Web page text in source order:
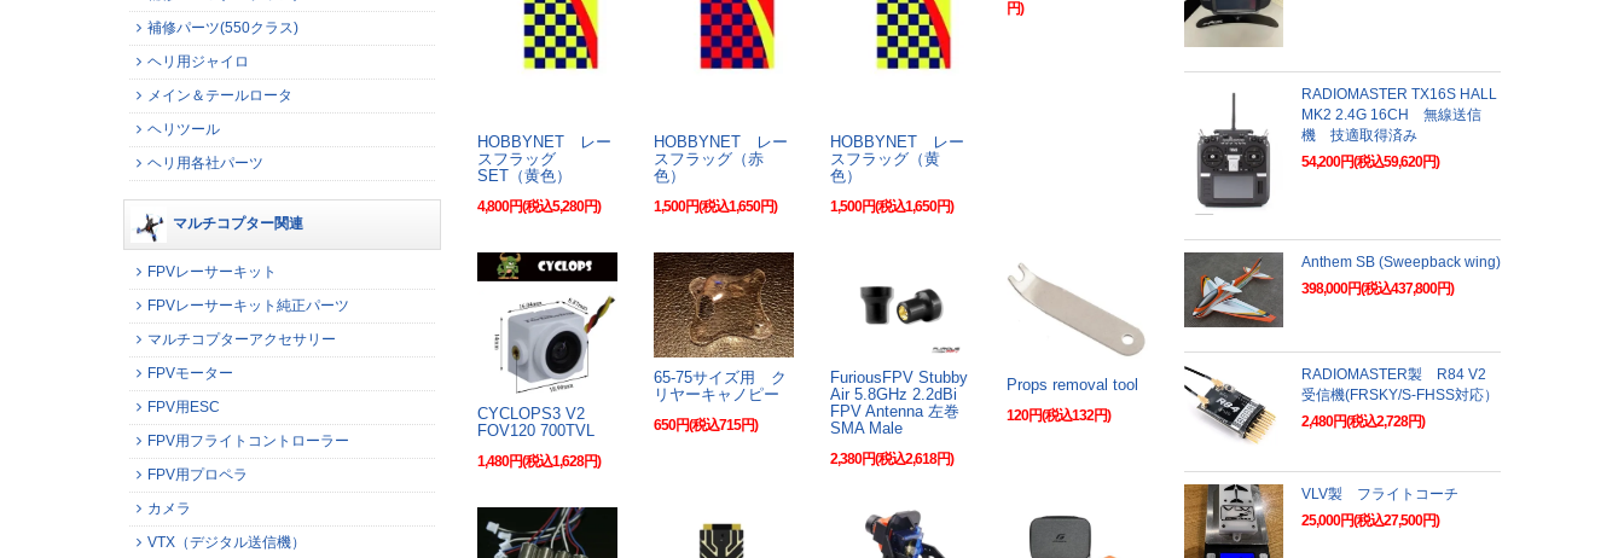
HOBBYNET レー
スフラッグ
SET（黄色）
4,800円(税込5,280円)
HOBBYNET レー
スフラッグ（赤
色）
1,500円(税込1,650円)
HOBBYNET レー
スフラッグ（黄
色）
1,500円(税込1,650円)
円)
CYCLOPS3 V2
FOV120 700TVL
1,480円(税込1,628円)
65-75サイズ用 ク
リヤーキャノピー
650円(税込715円)
FuriousFPV Stubby
Air 5.8GHz 2.2dBi
FPV Antenna 左巻
SMA Male
2,380円(税込2,618円)
Props removal tool
120円(税込132円)
補修パーツ(550クラス)
ヘリ用ジャイロ
メイン＆テールロータ
ヘリツール
ヘリ用各社パーツ
マルチコプター関連
FPVレーサーキット
FPVレーサーキット純正パーツ
マルチコプターアクセサリー
FPVモーター
FPV用ESC
FPV用フライトコントローラー
FPV用プロペラ
カメラ
VTX（デジタル送信機）
RADIOMASTER TX16S HALL
MK2 2.4G 16CH 無線送信
機 技適取得済み
54,200円(税込59,620円)
Anthem SB (Sweepback wing)
398,000円(税込437,800円)
RADIOMASTER製 R84 V2
受信機(FRSKY/S-FHSS対応）
2,480円(税込2,728円)
VLV製 フライトコーチ
25,000円(税込27,500円)